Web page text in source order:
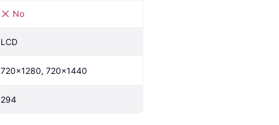
No
LCD
720x1280, 720x1440
294